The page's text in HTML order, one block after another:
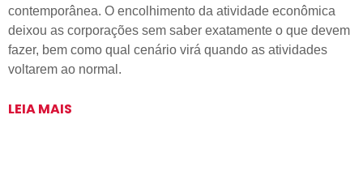
contemporânea. O encolhimento da atividade econômica
deixou as corporações sem saber exatamente o que devem
fazer, bem como qual cenário virá quando as atividades
voltarem ao normal.
LEIA MAIS